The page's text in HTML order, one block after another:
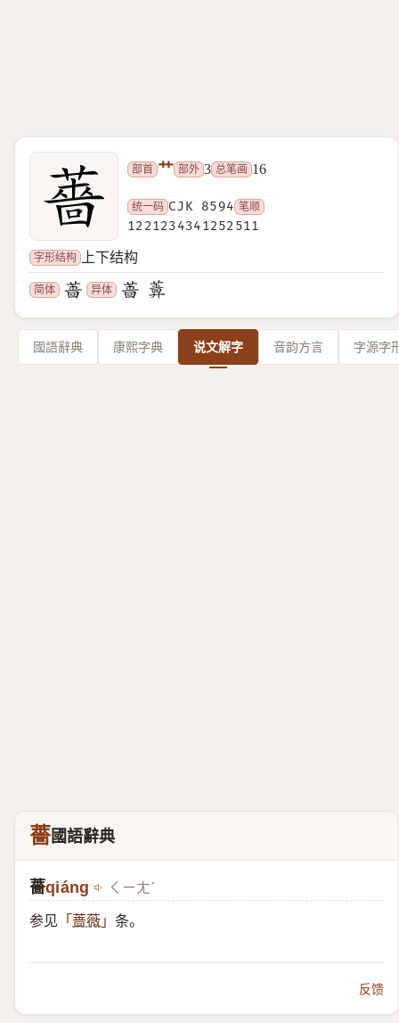
部首 艹 部外 3 总笔画 16
统一码 CJK 8594 笔顺
1221234341252511
字形结构 上下结构
简体 异体
國語辭典 康熙字典 说文解字 音韵方言 字源字
薔國語辭典
薔qiáng ㄑㄧㄤˊ
参见 「 蔷薇 」 条。
反馈